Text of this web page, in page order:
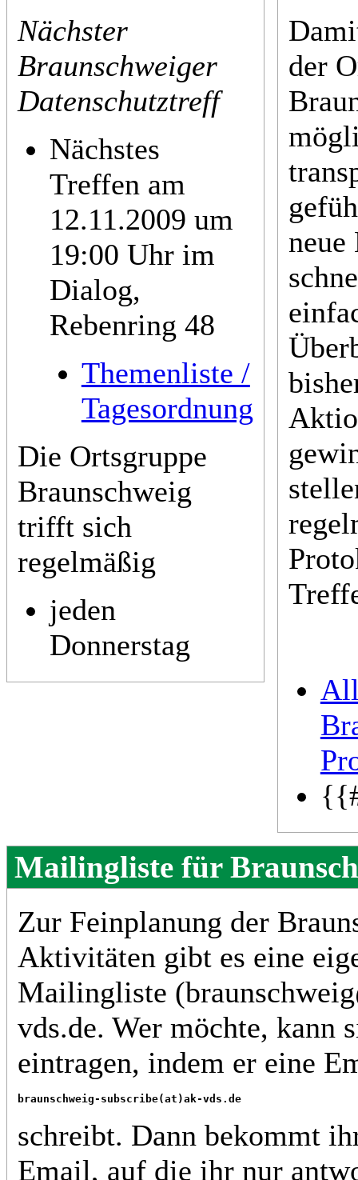
Nächster
Braunschweiger
Datenschutztreff
Nächstes
Treffen am
12.11.2009 um
19:00 Uhr im
Dialog,
Rebenring 48
Themenliste /
Tagesordnung
Die Ortsgruppe
Braunschweig
trifft sich
regelmäßig
jeden
Donnerstag
der
Mailingliste für
Zur Feinplanung der
Aktivitäten gibt es eine
Mailingliste
vds.de. Wer möchte, kann
eintragen, indem er eine
braunschweig-subscribe(at)ak-vds.de
schreibt. Dann bekommt
Email, auf die ihr nur